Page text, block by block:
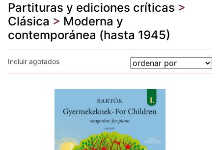
Partituras y ediciones críticas >
Clásica > Moderna y
contemporánea (hasta 1945)
Incluir agotados